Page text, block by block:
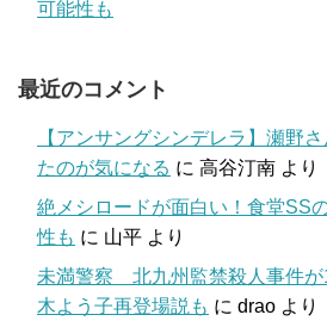
可能性も
最近のコメント
【アンサングシンデレラ】瀬野
たのが気になる に 高谷汀南 より
絶メシロードが面白い！食堂SS
性も に 山平 より
未満警察 北九州監禁殺人事件が
木よう子再登場説も に drao より